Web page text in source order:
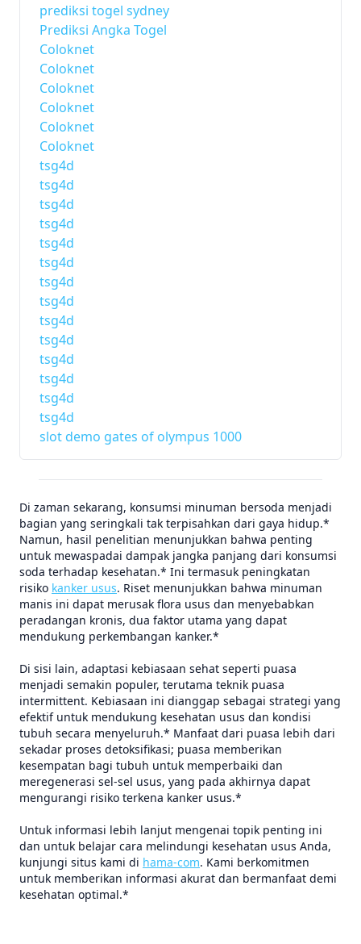
prediksi togel sydney
Prediksi Angka Togel
Coloknet
Coloknet
Coloknet
Coloknet
Coloknet
Coloknet
tsg4d
tsg4d
tsg4d
tsg4d
tsg4d
tsg4d
tsg4d
tsg4d
tsg4d
tsg4d
tsg4d
tsg4d
tsg4d
tsg4d
slot demo gates of olympus 1000
Di zaman sekarang, konsumsi minuman bersoda menjadi
bagian yang seringkali tak terpisahkan dari gaya hidup.*
Namun, hasil penelitian menunjukkan bahwa penting
untuk mewaspadai dampak jangka panjang dari konsumsi
soda terhadap kesehatan.* Ini termasuk peningkatan
risiko kanker usus. Riset menunjukkan bahwa minuman
manis ini dapat merusak flora usus dan menyebabkan
peradangan kronis, dua faktor utama yang dapat
mendukung perkembangan kanker.*
Di sisi lain, adaptasi kebiasaan sehat seperti puasa
menjadi semakin populer, terutama teknik puasa
intermittent. Kebiasaan ini dianggap sebagai strategi yang
efektif untuk mendukung kesehatan usus dan kondisi
tubuh secara menyeluruh.* Manfaat dari puasa lebih dari
sekadar proses detoksifikasi; puasa memberikan
kesempatan bagi tubuh untuk memperbaiki dan
meregenerasi sel-sel usus, yang pada akhirnya dapat
mengurangi risiko terkena kanker usus.*
Untuk informasi lebih lanjut mengenai topik penting ini
dan untuk belajar cara melindungi kesehatan usus Anda,
kunjungi situs kami di hama-com. Kami berkomitmen
untuk memberikan informasi akurat dan bermanfaat demi
kesehatan optimal.*